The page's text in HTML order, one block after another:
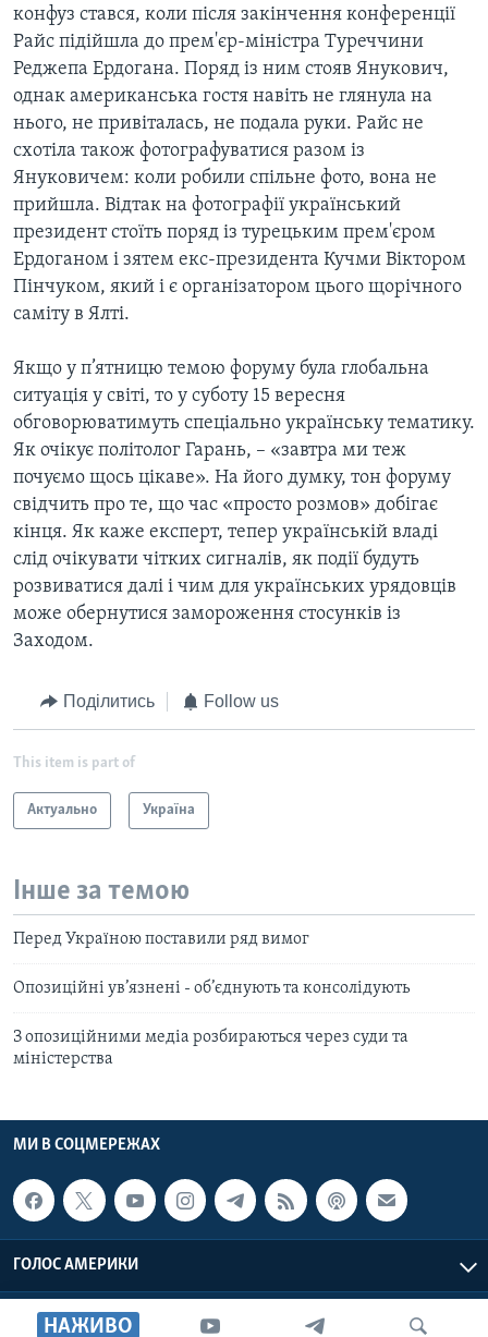
НАЖИВО
конфуз стався, коли після закінчення конференції
Райс підійшла до прем'єр-міністра Туреччини
Реджепа Ердогана. Поряд із ним стояв Янукович,
однак американська гостя навіть не глянула на
нього, не привіталась, не подала руки. Райс не
схотіла також фотографуватися разом із
Януковичем: коли робили спільне фото, вона не
прийшла. Відтак на фотографії український
президент стоїть поряд із турецьким прем'єром
Ердоганом і зятем екс-президента Кучми Віктором
Пінчуком, який і є організатором цього щорічного
саміту в Ялті.
Якщо у п’ятницю темою форуму була глобальна
ситуація у світі, то у суботу 15 вересня
обговорюватимуть спеціально українську тематику.
Як очікує політолог Гарань, – «завтра ми теж
почуємо щось цікаве». На його думку, тон форуму
свідчить про те, що час «просто розмов» добігає
кінця. Як каже експерт, тепер українській владі
слід очікувати чітких сигналів, як події будуть
розвиватися далі і чим для українських урядовців
може обернутися замороження стосунків із
Заходом.
Поділитись Follow us
This item is part of
Актуально Україна
Інше за темою
Перед Україною поставили ряд вимог
Опозиційні ув’язнені - об’єднують та консолідують
З опозиційними медіа розбираються через суди та
міністерства
МИ В СОЦМЕРЕЖАХ
ГОЛОС АМЕРИКИ
Голос Америки © 2026 VOA, Inc. Всі права захищені